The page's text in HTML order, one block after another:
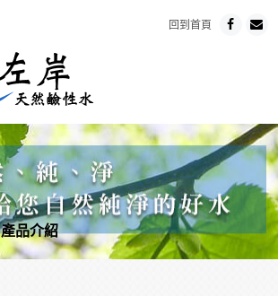
回到首頁
產品介紹